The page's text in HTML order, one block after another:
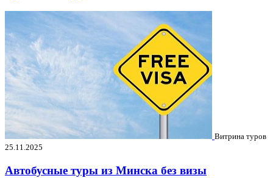
Витрина туров
25.11.2025
Автобусные туры из Минска без визы